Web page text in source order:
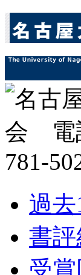
過去
書
受